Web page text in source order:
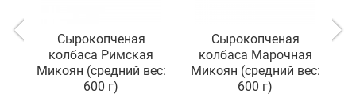
Сырокопченая
колбаса Римская
Микоян (средний вес:
600 г)
Cырокопченая
колбаса Марочная
Микоян (средний вес:
600 г)